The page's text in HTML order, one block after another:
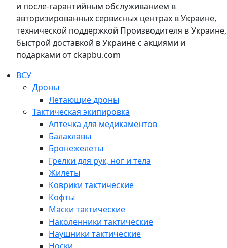
и после-гарантийным обслуживанием в
авторизированных сервисных центрах в Украине,
технической поддержкой Производителя в Украине,
быстрой доставкой в Украине с акциями и
подарками от ckapbu.com
ВСУ
Дроны
Летающие дроны
Тактическая экипировка
Аптечка для медикаментов
Балаклавы
Бронежелеты
Грелки для рук, ног и тела
Жилеты
Коврики тактические
Кофты
Маски тактические
Наколенники тактические
Наушники тактические